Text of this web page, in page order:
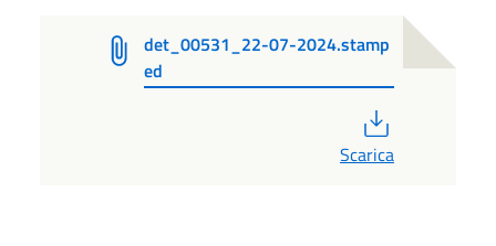
det_00531_22-07-2024.stamp
ed
Scarica